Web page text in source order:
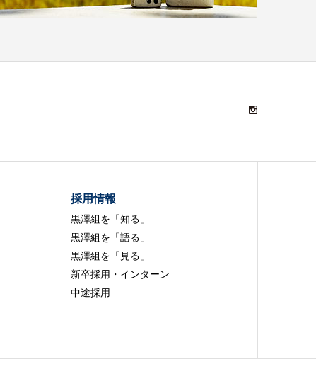
採用情報
黒澤組を「知る」
黒澤組を「語る」
黒澤組を「見る」
新卒採用・インターン
中途採用